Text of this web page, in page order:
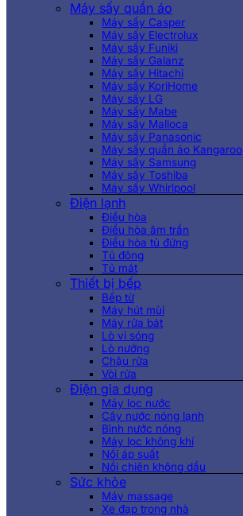
Máy sấy quần áo
Máy sấy Casper
Máy sấy Electrolux
Máy sấy Funiki
Máy sấy Galanz
Máy sấy Hitachi
Máy sấy KoriHome
Máy sấy LG
Máy sấy Mabe
Máy sấy Malloca
Máy sấy Panasonic
Máy sấy quần áo Kangaroo
Máy sấy Samsung
Máy sấy Toshiba
Máy sấy Whirlpool
Điện lạnh
Điều hòa
Điều hòa âm trần
Điều hòa tủ đứng
Tủ đông
Tủ mát
Thiết bị bếp
Bếp từ
Máy hút mùi
Máy rửa bát
Lò vi sóng
Lò nướng
Chậu rửa
Vòi rửa
Điện gia dụng
Máy lọc nước
Cây nước nóng lạnh
Bình nước nóng
Máy lọc không khí
Nồi áp suất
Nồi chiên không dầu
Sức khỏe
Máy massage
Xe đạp trong nhà